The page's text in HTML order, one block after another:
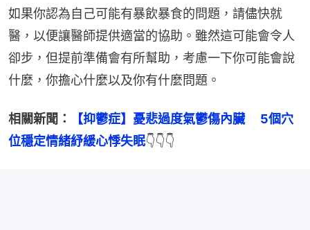
如果你認為自己可能有暴飲暴食的問題，請儘快就
醫，以便讓醫師提供適當的協助。雖然這可能會令人
卻步，但提前準備會有所幫助，考慮一下你可能會說
什麼，你擔心什麼以及你有什麼問題。
相關新聞：
【抑鬱症】憂悲過度氣鬱傷內臟 　5個穴
位穩定情緒紓緩心悸失眠👇👇👇